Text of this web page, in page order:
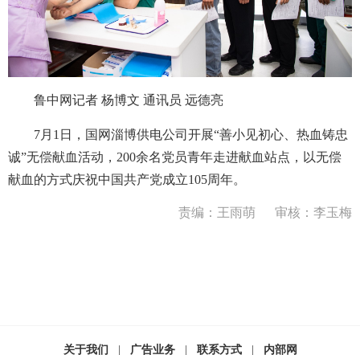
鲁中网记者 杨博文 通讯员 远德亮
7月1日，国网淄博供电公司开展“善小见初心、热血铸忠
诚”无偿献血活动，200余名党员青年走进献血站点，以无偿
献血的方式庆祝中国共产党成立105周年。
责编：王雨萌 审核：李玉梅
关于我们 | 广告业务 | 联系方式 | 内部网